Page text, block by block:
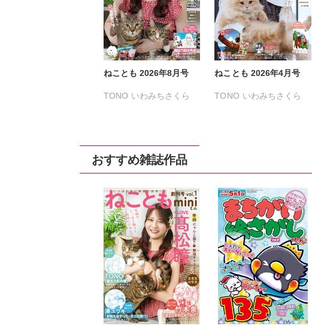
ねことも 2026年8月号
TONO いわみちさくら
なかやまさち
なつき千穂
はなやぎぶんぶん
へうがけん
まつうらゆうこ めで鯛
ラクトいちご 鮎
永井くろ 九条友淀
熊沢楓 桑田乃梨子
佐々木史 若尾はるか
勝川ユミ 新子友子
水田ムゲン 曽根麻矢
ねことも 2026年4月号
TONO いわみちさくら
なつき千穂 へうがけん
まつうらゆうこ めで鯛
ラクトいちご
鮎
永井くろ 九条友淀
熊沢楓 桑田乃梨子
佐々木史 若尾はるか
勝川ユミ 新子友子
水田ムゲン 杉作
曽根麻矢 竹本泉
渡辺ゆづる 猫原ねんず
おすすめ雑誌作品